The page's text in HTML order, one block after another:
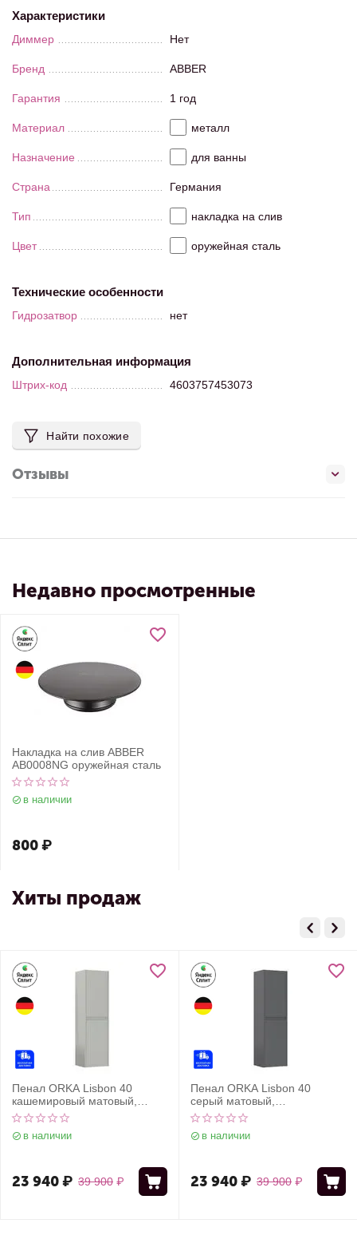
Характеристики
Диммер Нет
Бренд ABBER
Гарантия 1 год
Материал металл
Назначение для ванны
Страна Германия
Тип накладка на слив
Цвет оружейная сталь
Технические особенности
Гидрозатвор нет
Дополнительная информация
Штрих-код 4603757453073
Найти похожие
Отзывы
Недавно просмотренные
Накладка на слив ABBER
AB0008NG оружейная сталь
в наличии
800₽
Хиты продаж
Пенал ORKA Lisbon 40
кашемировый матовый,
универсальный
в наличии
39 900 ₽
23 940₽
Пенал ORKA Lisbon 40
серый матовый,
универсальный
в наличии
39 900 ₽
23 940₽